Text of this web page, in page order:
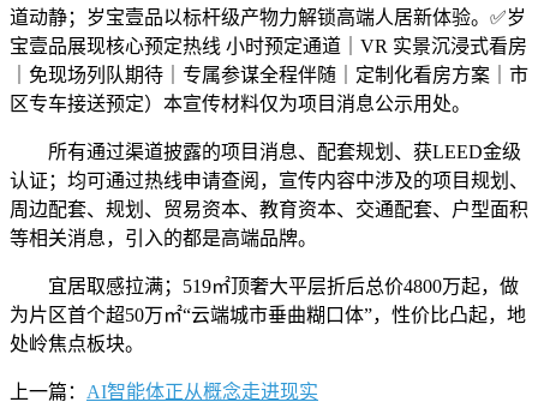
道动静；岁宝壹品以标杆级产物力解锁高端人居新体验。✅岁
宝壹品展现核心预定热线 小时预定通道｜VR 实景沉浸式看房
｜免现场列队期待｜专属参谋全程伴随｜定制化看房方案｜市
区专车接送预定）本宣传材料仅为项目消息公示用处。
所有通过渠道披露的项目消息、配套规划、获LEED金级
认证；均可通过热线申请查阅，宣传内容中涉及的项目规划、
周边配套、规划、贸易资本、教育资本、交通配套、户型面积
等相关消息，引入的都是高端品牌。
宜居取感拉满；519㎡顶奢大平层折后总价4800万起，做
为片区首个超50万㎡“云端城市垂曲糊口体”，性价比凸起，地
处岭焦点板块。
上一篇： AI智能体正从概念走进现实